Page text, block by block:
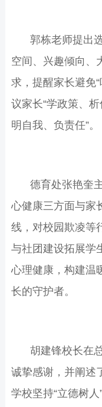
郭栋老师提出
空间、兴趣倾向、
求，提醒家长避免
议家长“学政策、析
明自我、负责任”。
德育处张艳奎
心健康三方面与家
线，对校园欺凌等
与社团建设拓展学
心理健康，构建温
长的守护者。
胡建锋校长在
诚挚感谢，并阐述
学校坚持“立德树